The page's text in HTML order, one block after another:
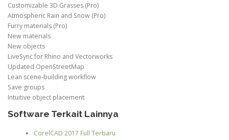
Customizable 3D Grasses (Pro)
Atmospheric Rain and Snow (Pro)
Furry materials (Pro)
New materials
New objects
LiveSync for Rhino and Vectorworks
Updated OpenStreetMap
Lean scene-building workflow
Save groups
Intuitive object placement
Software Terkait Lainnya
CorelCAD 2017 Full Terbaru